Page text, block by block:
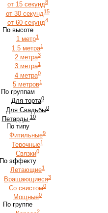
от 15 секунд8
от 30 секунд15
от 60 секунд4
По высоте
1 метр1
1.5 метра1
2 метра3
3 метра1
4 метра0
5 метров1
По группам
Для торта0
Для Свадьбы0
Петарды 10
По типу
Фитильные9
Терочные1
Связки0
По эффекту
Летающие1
Вращающиеся3
Со свистом0
Мощные0
По группе
2